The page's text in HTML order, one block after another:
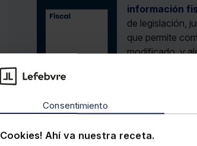
Consentimiento
Cookies! Ahí va nuestra receta.
información
de legislación,
que permite
modificado, y